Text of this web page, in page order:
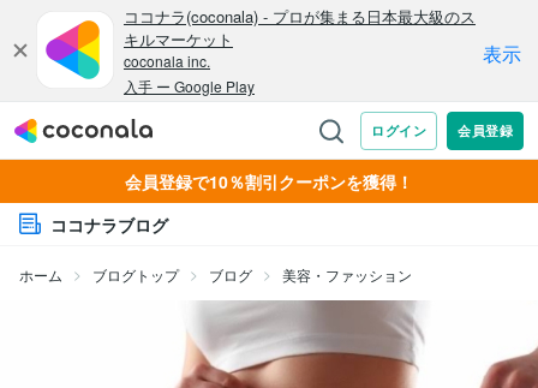
会員登録で10％割引クーポンを獲得！
ココナラブログ
ホーム ブログトップ ブログ 美容・ファッション